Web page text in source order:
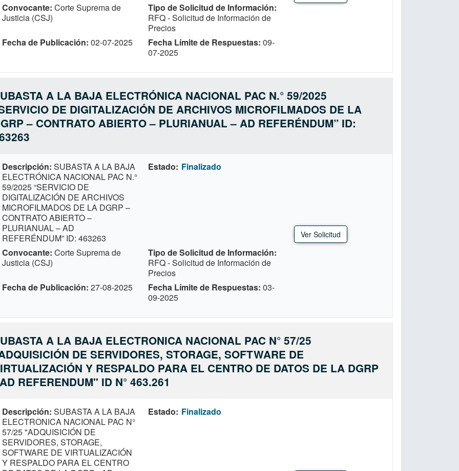
Convocante Corte Suprema de
Justicia (CSJ)
Tipo de Solicitud de Información
RFQ - Solicitud de Información de
Precios
Fecha de Publicación 02-07-2025 Fecha Límite de Respuestas 09-
07-2025
A LA BAJA ELECTRÓNICA NACIONAL PAC N.° 59/2025
DE DIGITALIZACIÓN DE ARCHIVOS MICROFILMADOS DE LA
– CONTRATO ABIERTO – PLURIANUAL – AD REFERÉNDUM” ID:
Descripción SUBASTA A LA BAJA
ELECTRÓNICA NACIONAL PAC N.°
59/2025 “SERVICIO DE
DIGITALIZACIÓN DE ARCHIVOS
MICROFILMADOS DE LA DGRP –
CONTRATO ABIERTO –
PLURIANUAL – AD
REFERÉNDUM” ID: 463263
Estado Finalizado
Convocante Corte Suprema de
Justicia (CSJ)
Tipo de Solicitud de Información
RFQ - Solicitud de Información de
Precios
Fecha de Publicación 27-08-2025 Fecha Límite de Respuestas 03-
09-2025
Ver Solicitud
A LA BAJA ELECTRONICA NACIONAL PAC N° 57/25
DE SERVIDORES, STORAGE, SOFTWARE DE
Y RESPALDO PARA EL CENTRO DE DATOS DE LA DGRP
REFERENDUM" ID N° 463.261
Descripción SUBASTA A LA BAJA
ELECTRONICA NACIONAL PAC N°
57/25 "ADQUISICIÓN DE
SERVIDORES, STORAGE,
SOFTWARE DE VIRTUALIZACIÓN
Y RESPALDO PARA EL CENTRO
Estado Finalizado